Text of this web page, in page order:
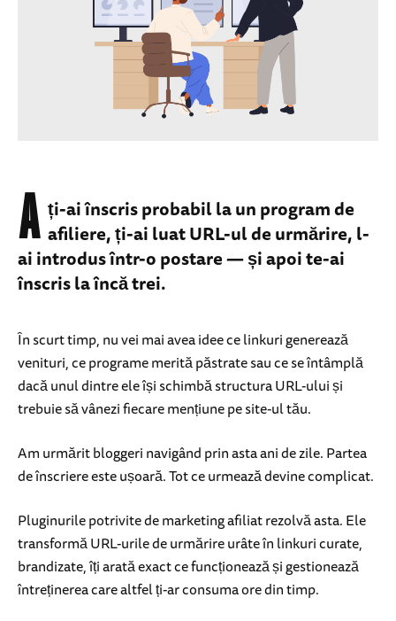
A ți-ai înscris probabil la un program de
afiliere, ți-ai luat URL-ul de urmărire, l-
ai introdus într-o postare — și apoi te-ai
înscris la încă trei.
În scurt timp, nu vei mai avea idee ce linkuri generează
venituri, ce programe merită păstrate sau ce se întâmplă
dacă unul dintre ele își schimbă structura URL-ului și
trebuie să vânezi fiecare mențiune pe site-ul tău.
Am urmărit bloggeri navigând prin asta ani de zile. Partea
de înscriere este ușoară. Tot ce urmează devine complicat.
Pluginurile potrivite de marketing afiliat rezolvă asta. Ele
transformă URL-urile de urmărire urâte în linkuri curate,
brandizate, îți arată exact ce funcționează și gestionează
întreținerea care altfel ți-ar consuma ore din timp.